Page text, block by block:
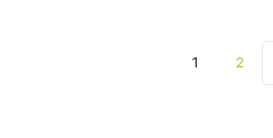
1 2